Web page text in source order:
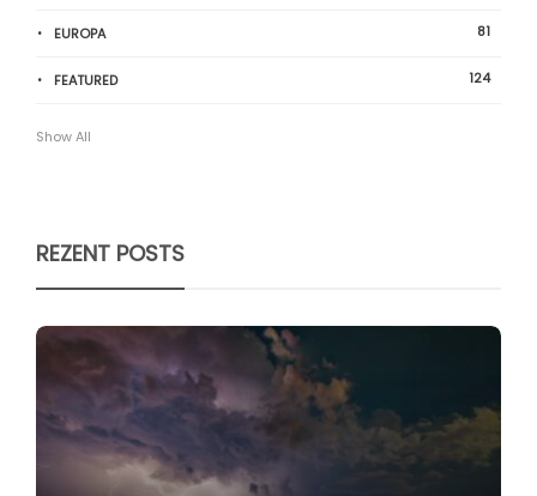
EUROPA 81
FEATURED 124
Show All
REZENT POSTS